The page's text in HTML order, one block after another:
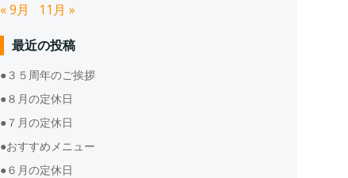
« 9月 11月 »
最近の投稿
●３５周年のご挨拶
●８月の定休日
●７月の定休日
●おすすめメニュー
●６月の定休日